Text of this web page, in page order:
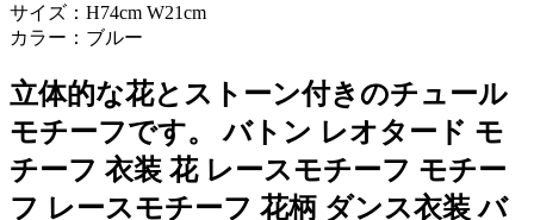
サイズ：H74cm W21cm
カラー：ブルー
立体的な花とストーン付きのチュール
モチーフです。 バトン レオタード モ
チーフ 衣装 花 レースモチーフ モチー
フ レースモチーフ 花柄 ダンス衣装 バ